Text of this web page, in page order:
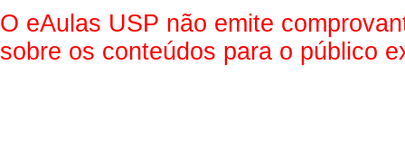
O eAulas USP não emite
sobre os conteúdos para o público